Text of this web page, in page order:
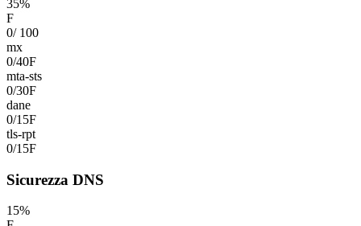
35%
F
0/ 100
mx
0/40F
mta-sts
0/30F
dane
0/15F
tls-rpt
0/15F
Sicurezza DNS
15%